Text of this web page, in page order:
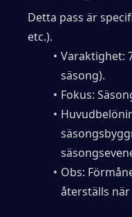
Detta pass är
etc.).
Varaktighet:
säsong).
Fokus:
Obs:
återställs